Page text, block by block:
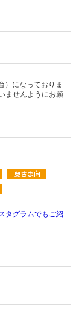
になっておりま
ませんようにお願
タグラムでもご紹